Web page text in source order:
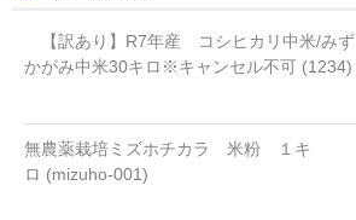
【訳あり】R7年産 コシヒカリ中米/みず
かがみ中米30キロ※キャンセル不可 (1234)
無農薬栽培ミズホチカラ 米粉 １キ
ロ (mizuho-001)